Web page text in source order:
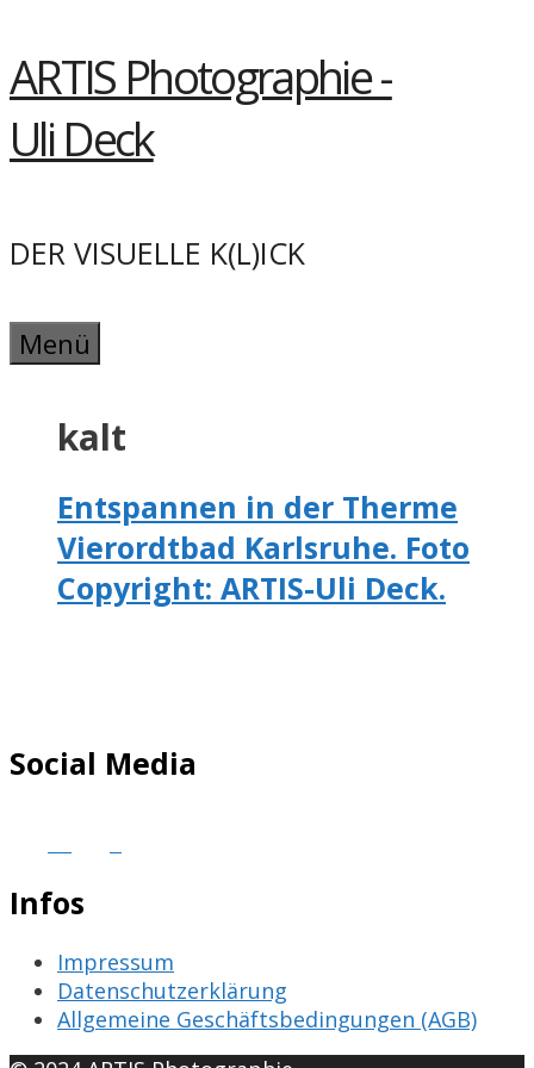
Springe
zum
Inhalt
ARTIS Photographie -
Uli Deck
DER VISUELLE K(L)ICK
Menü
kalt
Entspannen in der Therme
Vierordtbad Karlsruhe. Foto
Copyright: ARTIS-Uli Deck.
Social Media
Infos
Impressum
Datenschutzerklärung
Allgemeine Geschäftsbedingungen (AGB)